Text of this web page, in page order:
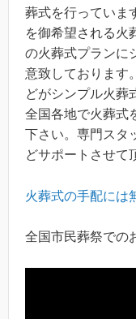
葬式を行っていま
を御希望される火
の火葬式プランに
意致しております
どがシンプル火葬
全国各地で火葬式
下さい。専門スタ
どサポートさせて
火葬式の手配には
全国市民葬祭での